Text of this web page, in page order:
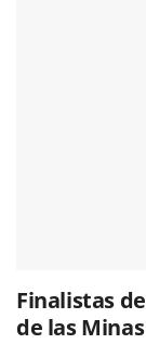
Finalistas
de las